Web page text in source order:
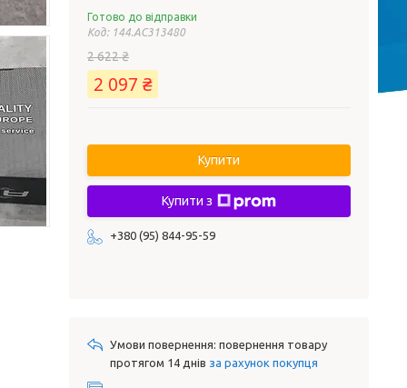
Готово до відправки
Код: 144.AC313480
2 622 ₴
2 097 ₴
Купити
Купити з
+380 (95) 844-95-59
повернення товару
протягом 14 днів за рахунок покупця